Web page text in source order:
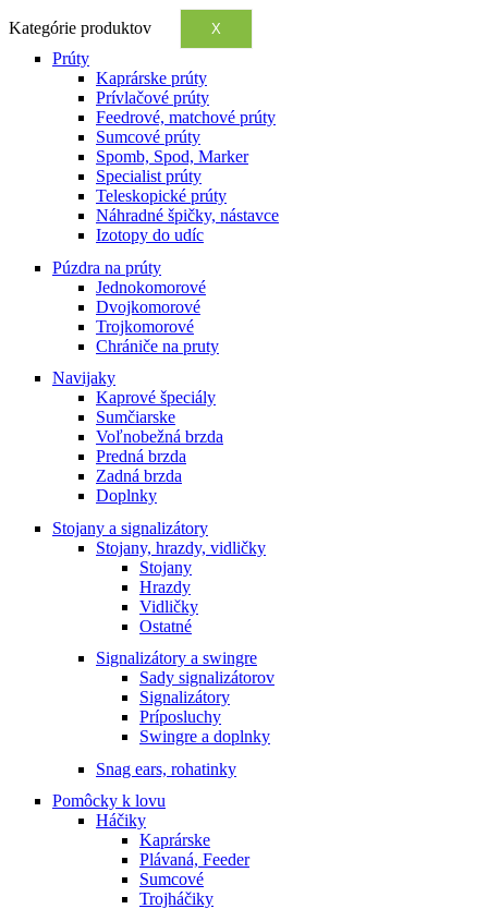
Kategórie produktov X
Prúty
Kaprárske prúty
Prívlačové prúty
Feedrové, matchové prúty
Sumcové prúty
Spomb, Spod, Marker
Specialist prúty
Teleskopické prúty
Náhradné špičky, nástavce
Izotopy do udíc
Púzdra na prúty
Jednokomorové
Dvojkomorové
Trojkomorové
Chrániče na pruty
Navijaky
Kaprové špeciály
Sumčiarske
Voľnobežná brzda
Predná brzda
Zadná brzda
Doplnky
Stojany a signalizátory
Stojany, hrazdy, vidličky
Stojany
Hrazdy
Vidličky
Ostatné
Signalizátory a swingre
Sady signalizátorov
Signalizátory
Príposluchy
Swingre a doplnky
Snag ears, rohatinky
Pomôcky k lovu
Háčiky
Kaprárske
Plávaná, Feeder
Sumcové
Trojháčiky